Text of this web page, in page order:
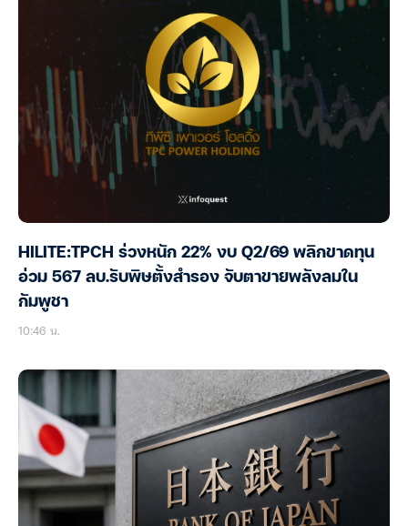
HILITE:TPCH ร่วงหนัก 22% งบ Q2/69 พลิกขาดทุน
อ่วม 567 ลบ.รับพิษตั้งสำรอง จับตาขายพลังลมใน
กัมพูชา
10:46 น.